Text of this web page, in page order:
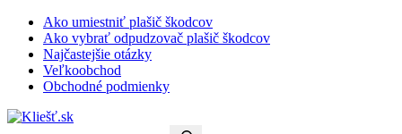
Preskočiť
obsah
Ako umiestniť plašič škodcov
Ako vybrať odpudzovač plašič škodcov
Najčastejšie otázky
Veľkoobchod
Obchodné podmienky